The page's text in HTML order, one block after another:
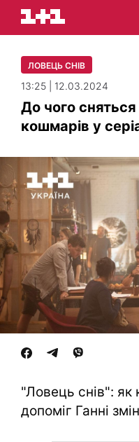
ЛОВЕЦЬ СНІВ
13:25 | 12.03.2024
До чого
кошмарів у
"Ловець снів": як
допоміг Ганні